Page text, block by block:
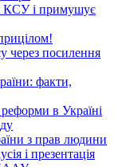
КСУ і примушує
через посилення
факти,
в Україні
з прав людини
і презентація